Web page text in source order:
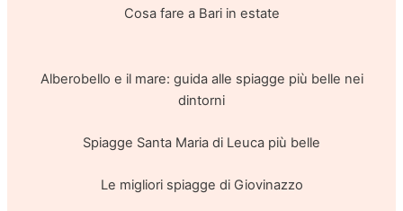
Cosa fare a Bari in estate
Alberobello e il mare: guida alle spiagge più belle nei
dintorni
Spiagge Santa Maria di Leuca più belle
Le migliori spiagge di Giovinazzo